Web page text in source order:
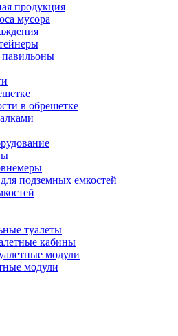
продукция
мусора
в обрешетке
подземных емкостей
туалеты
кабины
модули
модули